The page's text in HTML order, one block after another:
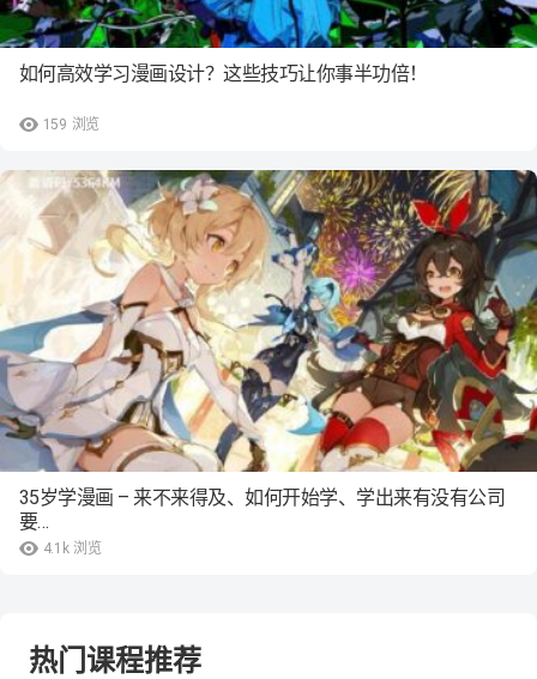
159 浏览
如何高效学习漫画设计？这些技巧让你事半功倍！
4.1k 浏览
35岁学漫画 – 来不来得及、如何开始学、学出来有没有公司
要…
热门课程推荐